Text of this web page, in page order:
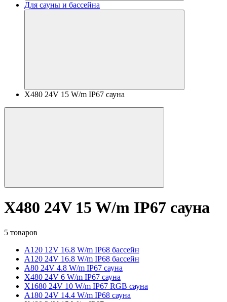
Для сауны и бассейна
X480 24V 15 W/m IP67 сауна
X480 24V 15 W/m IP67 сауна
5 товаров
A120 12V 16.8 W/m IP68 бассейн
A120 24V 16.8 W/m IP68 бассейн
A80 24V 4.8 W/m IP67 сауна
X480 24V 6 W/m IP67 сауна
X1680 24V 10 W/m IP67 RGB сауна
A180 24V 14.4 W/m IP68 сауна